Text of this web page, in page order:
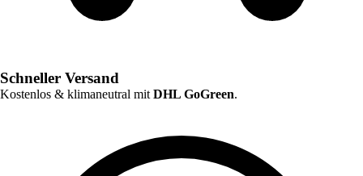
Schneller Versand
Kostenlos & klimaneutral mit DHL GoGreen.